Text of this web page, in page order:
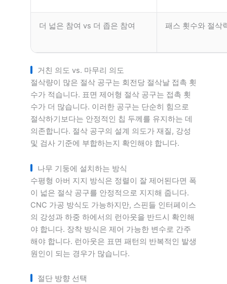
더 넓은 참여 vs 더 좁은 참여 패스 횟수와 절삭
거친 의도 vs. 마무리 의도
절삭량이 많은 절삭 공구는 회전당 절삭날 접촉 횟
수가 적습니다. 표면 제어형 절삭 공구는 접촉 횟
수가 더 많습니다. 이러한 공구는 단순히 힘으로
절삭하기보다는 안정적인 칩 두께를 유지하는 데
의존합니다. 절삭 공구의 설계 의도가 재질, 강성
및 검사 기준에 부합하는지 확인해야 합니다.
나무 기둥에 설치하는 방식
수평형 아버 지지 방식은 정렬이 잘 제어된다면 폭
이 넓은 절삭 공구를 안정적으로 지지해 줍니다.
CNC 가공 방식도 가능하지만, 스핀들 인터페이스
의 강성과 하중 하에서의 런아웃을 반드시 확인해
야 합니다. 장착 방식은 제어 가능한 변수로 간주
해야 합니다. 런아웃은 표면 패턴의 반복적인 발생
원인이 되는 경우가 많습니다.
절단 방향 선택